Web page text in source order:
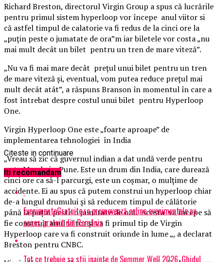
Richard Breston, directorul Virgin Group a spus că lucrările
pentru primul sistem hyperloop vor începe anul viitor si
că astfel timpul de calatorie va fi redus de la cinci ore la
„puţin peste o jumatate de ora”m iar biletele vor costa „nu
mai mult decât un bilet pentru un tren de mare viteză”.
„Nu va fi mai mare decât preţul unui bilet pentru un tren
de mare viteză şi, eventual, vom putea reduce preţul mai
mult decât atât”, a răspuns Branson în momentul în care a
fost întrebat despre costul unui bilet pentru Hyperloop
One.
Virgin Hyperloop One este „foarte aproape” de
implementarea tehnologiei în India
„Vreau să zic că guvernul indian a dat undă verde pentru
ruta Mumbai – Pune. Este un drum din India, care durează
cinci ore ca să-l parcurgi, este un coşmar, o mulţime de
accidente. Ei au spus că putem construi un hyperloop chiar
de-a lungul drumului şi să reducem timpul de călătorie
până la puţin peste o jumătate de oră. Acesta va începe să
fie construit anul viitor şi va fi primul tip de Virgin
Hyperloop care va fi construit oriunde în lume „, a declarat
Breston pentru CNBC.
Citeste in continuare
Iti recomandam
EvenimenteGratuite.ro promovează online evenimentele cu
acces gratuit din România
Tot ce trebuie sa stii inainte de Summer Well 2026. Ghidul